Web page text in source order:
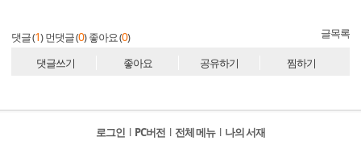
댓글 (1) 먼댓글 (0) 좋아요 (0) 글목록
댓글쓰기 좋아요 공유하기 찜하기
로그인 l PC버전 l 전체 메뉴 l 나의 서재